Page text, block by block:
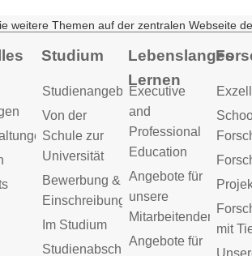
weitere Themen auf der zentralen Webseite
Studium
Studienangebot
Von der
Schule zur
Universität
Bewerbung &
Einschreibung
Im Studium
Studienabschluss
Lebenslanges
Lernen
Executive
and
Professional
Education
Angebote für
unsere
Mitarbeitenden
Angebote für
mit